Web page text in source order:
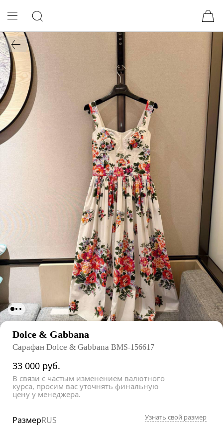
Dolce & Gabbana
Сарафан Dolce & Gabbana BMS-156617
33 000 руб.
В связи с частым изменением валютного
курса, просим вас уточнять финальную
цену у менеджера.
РазмерRUS Узнать свой размер